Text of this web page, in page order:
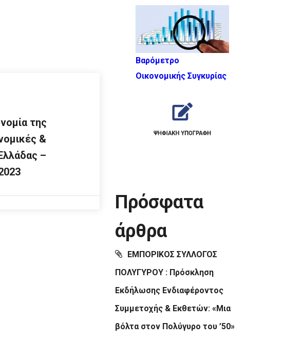
της
&
–
Βαρόμετρο
Οικονομικής Συγκυρίας
Πρόσφατα
άρθρα
ΕΜΠΟΡΙΚΟΣ ΣΥΛΛΟΓΟΣ
ΠΟΛΥΓΥΡΟΥ : Πρόσκληση
Εκδήλωσης Ενδιαφέροντος
Συμμετοχής & Εκθετών: «Μια
βόλτα στον Πολύγυρο του ’50»